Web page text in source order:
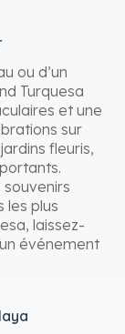
ou d’un
Turquesa
et une
sur
fleuris,
les plus
laissez-
événement